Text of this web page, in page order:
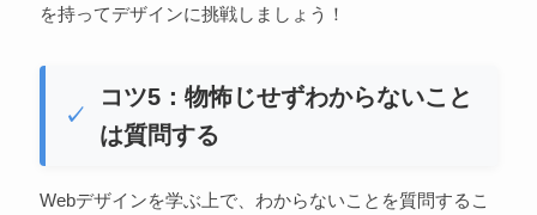
を持ってデザインに挑戦しましょう！
コツ5：物怖じせずわからないこと
は質問する
Webデザインを学ぶ上で、わからないことを質問するこ